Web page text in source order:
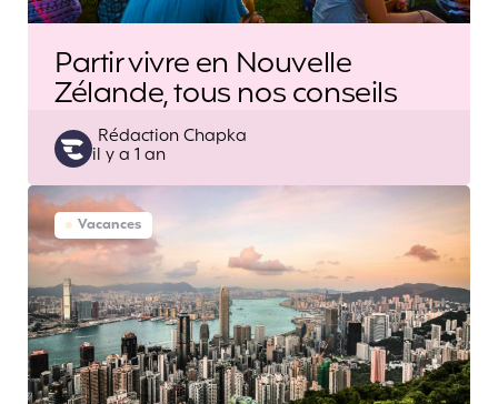
Partir vivre en Nouvelle
Zélande, tous nos conseils
Posted
by
Rédaction Chapka
il y a 1 an
Vacances